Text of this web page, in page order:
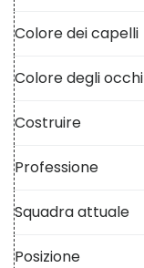
Colore dei capelli
Colore degli occhi
Costruire
Professione
Squadra attuale
Posizione